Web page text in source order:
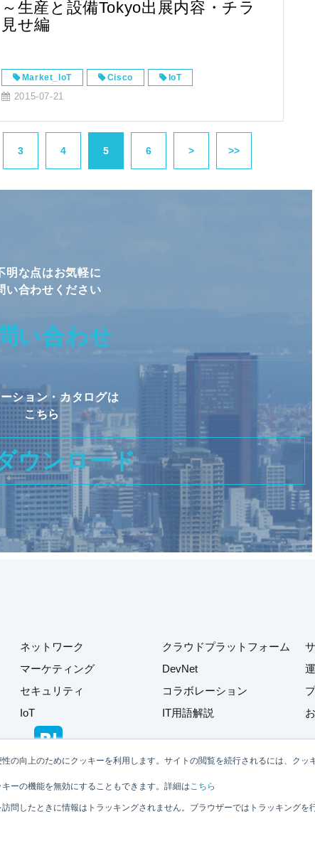
の向上のためにクッキーを利用します。サイトの閲覧を続行されるには、クッ
ーの機能を無効にすることもできます。詳細は こちら
問したときに情報はトラッキングされません。ブラウザーではトラッキングを
～生産と設備Tokyo出展内容・チラ
見せ編
Market_IoT Cisco IoT
2015-07-21
3 4 5 6 > >>
明な点はお気軽に
い合わせください
い合わせ
ション・カタログは
こちら
ウンロード
ネットワーク
マーケティング
セキュリティ
IoT
クラウドプラットフォーム
DevNet
コラボレーション
IT用語解説